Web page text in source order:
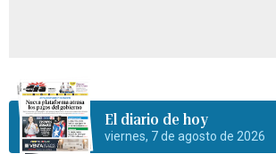
El diario de hoy
viernes, 7 de agosto de 2026